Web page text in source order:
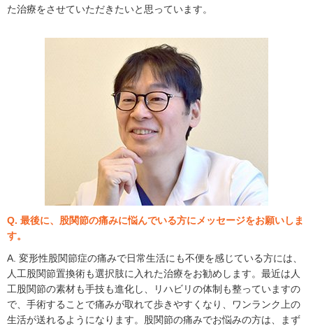
た治療をさせていただきたいと思っています。
Q. 最後に、股関節の痛みに悩んでいる方にメッセージをお願いしま
す。
A. 変形性股関節症の痛みで日常生活にも不便を感じている方には、
人工股関節置換術も選択肢に入れた治療をお勧めします。最近は人
工股関節の素材も手技も進化し、リハビリの体制も整っていますの
で、手術することで痛みが取れて歩きやすくなり、ワンランク上の
生活が送れるようになります。股関節の痛みでお悩みの方は、まず